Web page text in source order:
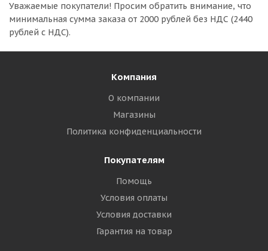
Уважаемые покупатели! Просим обратить внимание, что
минимальная сумма заказа от 2000 рублей без НДС (2440
рублей с НДС).
Компания
О компании
Магазины
Политика конфиденциальности
Покупателям
Помощь
Условия оплаты
Условия доставки
Гарантия на товар